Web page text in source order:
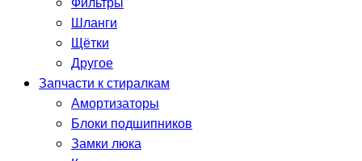
Шланги
Щётки
Другое
Запчасти к стиралкам
Амортизаторы
Блоки подшипников
Замки люка